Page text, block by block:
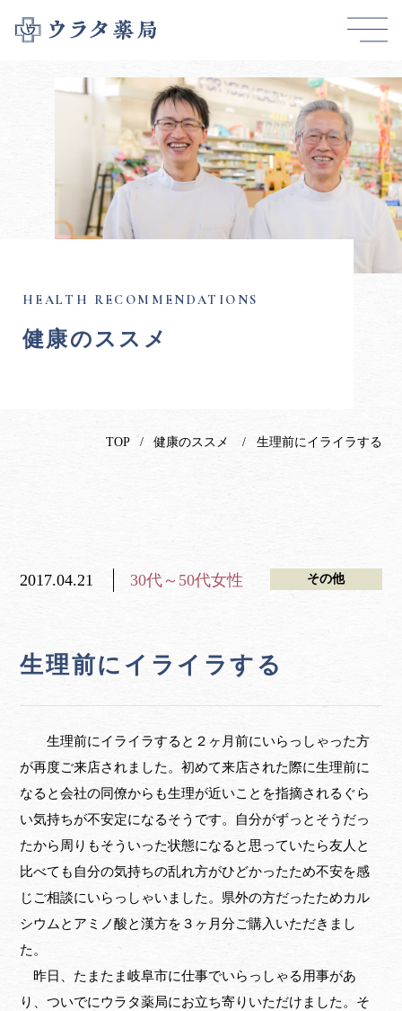
健康のススメ
TOP 健康のススメ 生理前にイライラする
2017.04.21 30代～50代女性 その他
生理前にイライラする
生理前にイライラすると２ヶ月前にいらっしゃった方
が再度ご来店されました。初めて来店された際に生理前に
なると会社の同僚からも生理が近いことを指摘されるぐら
い気持ちが不安定になるそうです。自分がずっとそうだっ
たから周りもそういった状態になると思っていたら友人と
比べても自分の気持ちの乱れ方がひどかったため不安を感
じご相談にいらっしゃいました。県外の方だったためカル
シウムとアミノ酸と漢方を３ヶ月分ご購入いただきまし
た。
昨日、たまたま岐阜市に仕事でいらっしゃる用事があ
り、ついでにウラタ薬局にお立ち寄りいただけました。そ